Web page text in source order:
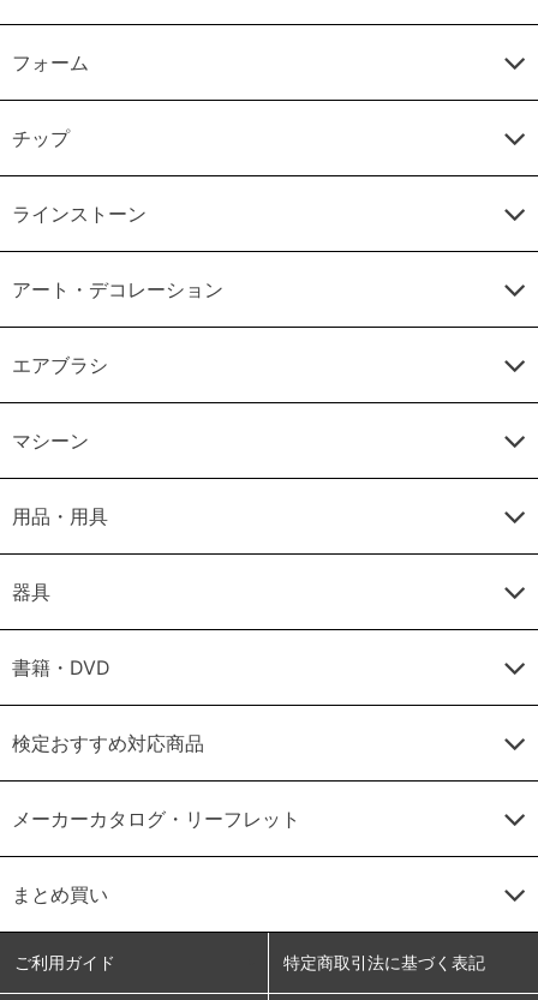
フォーム
チップ
ラインストーン
アート・デコレーション
エアブラシ
マシーン
用品・用具
器具
書籍・DVD
検定おすすめ対応商品
メーカーカタログ・リーフレット
まとめ買い
ご利用ガイド 特定商取引法に基づく表記